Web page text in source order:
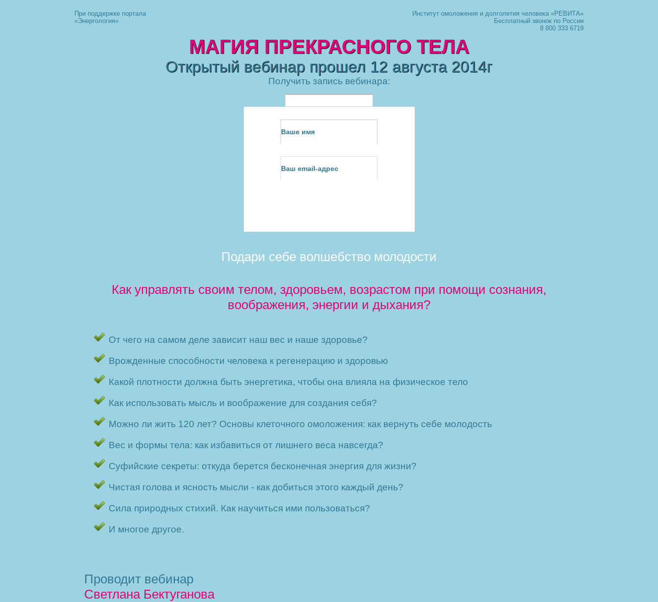
Институт омоложения и долголетия человека «РЕВИТА»
Бесплатный звонок по России
8 800 333 6719
При поддержке портала
«Энергология»
МАГИЯ ПРЕКРАСНОГО ТЕЛА
Открытый вебинар прошел 12 августа 2014г
Получить запись вебинара:
Подари себе волшебство молодости
Как управлять своим телом, здоровьем, возрастом при помощи сознания,
воображения, энергии и дыхания?
От чего на самом деле зависит наш вес и наше здоровье?
Врожденные способности человека к регенерацию и здоровью
Какой плотности должна быть энергетика, чтобы она влияла на физическое тело
Как использовать мысль и воображение для создания себя?
Можно ли жить 120 лет? Основы клеточного омоложения: как вернуть себе молодость
Вес и формы тела: как избавиться от лишнего веса навсегда?
Суфийские секреты: откуда берется бесконечная энергия для жизни?
Чистая голова и ясность мысли - как добиться этого каждый день?
Сила природных стихий. Как научиться ими пользоваться?
И многое другое.
Проводит вебинар
Светлана Бектуганова